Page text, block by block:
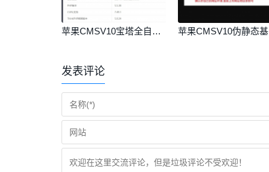
苹果CMSV10宝塔全自动定时采集教程
发表评论